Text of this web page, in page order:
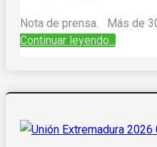
Nota de prensa. Más de
Continuar leyendo...